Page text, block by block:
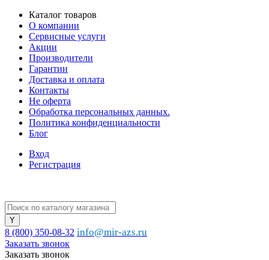
Каталог товаров
О компании
Сервисные услуги
Акции
Производители
Гарантии
Доставка и оплата
Контакты
Не оферта
Обработка персональных данных.
Политика конфиденциальности
Блог
Вход
Регистрация
8 (800) 350-08-32 info@mir-azs.ru
Заказать звонок
Заказать звонок